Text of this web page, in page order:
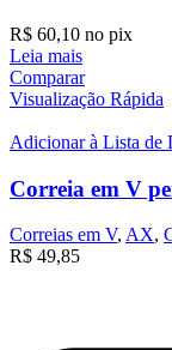
R$ 60,10 no pix
Leia mais
Comparar
Visualização Rápida
Adicionar à Lista de
Correia em V
Correias em V, AX,
R$ 49,85